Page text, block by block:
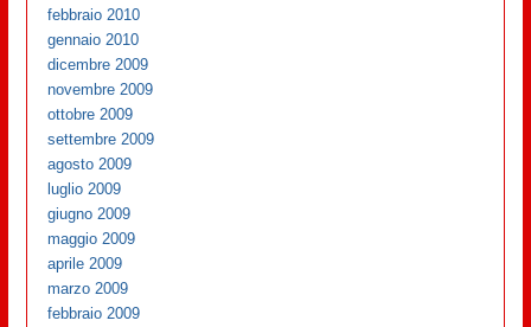
febbraio 2010
gennaio 2010
dicembre 2009
novembre 2009
ottobre 2009
settembre 2009
agosto 2009
luglio 2009
giugno 2009
maggio 2009
aprile 2009
marzo 2009
febbraio 2009